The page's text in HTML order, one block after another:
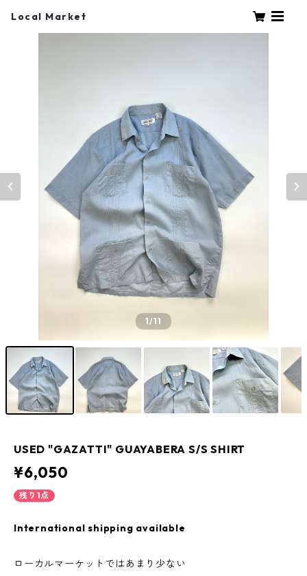
Local Market
1/11
USED "GAZATTI" GUAYABERA S/S SHIRT
¥6,050
残り1点
International shipping available
ローカルマーケットではあまり少ない